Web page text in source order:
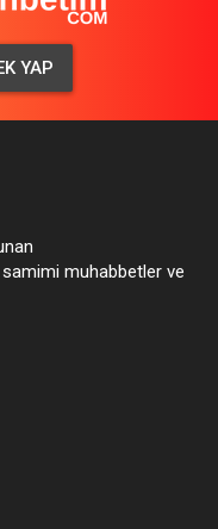
YAP
samimi muhabbetler ve